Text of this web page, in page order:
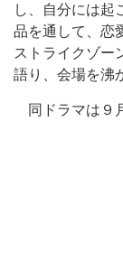
し、自分には起
品を通して、恋
ストライクゾー
語り、会場を沸
同ドラマは９